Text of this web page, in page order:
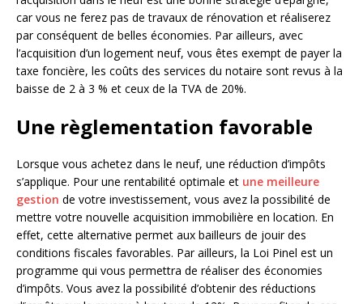
car vous ne ferez pas de travaux de rénovation et réaliserez
par conséquent de belles économies. Par ailleurs, avec
l’acquisition d’un logement neuf, vous êtes exempt de payer la
taxe foncière, les coûts des services du notaire sont revus à la
baisse de 2 à 3 % et ceux de la TVA de 20%.
Une règlementation favorable
Lorsque vous achetez dans le neuf, une réduction d’impôts
s’applique. Pour une rentabilité optimale et une meilleure
gestion de votre investissement, vous avez la possibilité de
mettre votre nouvelle acquisition immobilière en location. En
effet, cette alternative permet aux bailleurs de jouir des
conditions fiscales favorables. Par ailleurs, la Loi Pinel est un
programme qui vous permettra de réaliser des économies
d’impôts. Vous avez la possibilité d’obtenir des réductions